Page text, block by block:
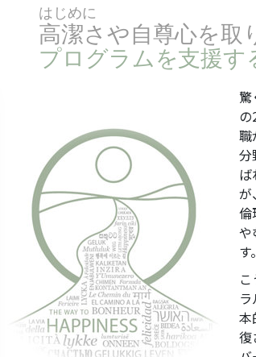
はじめに
高潔さや自尊心を取
プログラムを支援す
驚
職
分
ば
が
倫
や
す。
本
復